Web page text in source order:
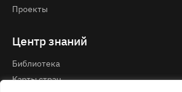
Проекты
Центр знаний
Библиотека
Карты стран